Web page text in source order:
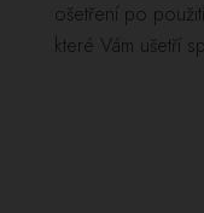
ošetření po
které Vám ušetří